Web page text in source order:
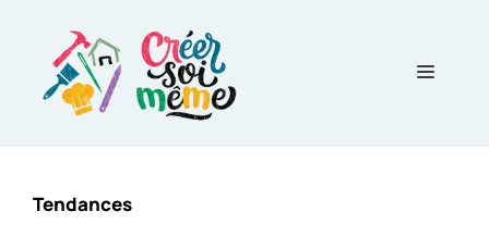
contenu
Menu
Tendances